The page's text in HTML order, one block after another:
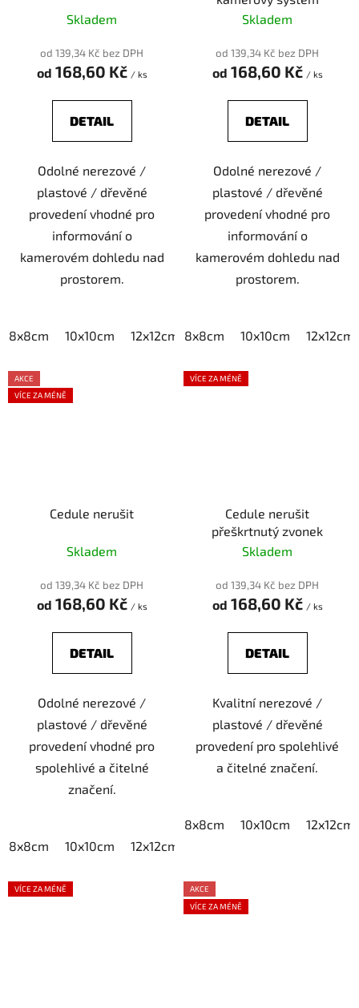
Skladem
od 139,34 Kč bez DPH
od 168,60 Kč / ks
DETAIL
Odolné nerezové /
plastové / dřevěné
provedení vhodné pro
informování o
kamerovém dohledu nad
prostorem.
8x8cm 10x10cm 12x12cm 15x15cm 20x20cm
Skladem
od 139,34 Kč bez DPH
od 168,60 Kč / ks
DETAIL
Odolné nerezové /
plastové / dřevěné
provedení vhodné pro
informování o
kamerovém dohledu nad
prostorem.
8x8cm 10x10cm 12x12cm
AKCE
VÍCE ZA MÉNĚ
Cedule nerušit
Skladem
od 139,34 Kč bez DPH
od 168,60 Kč / ks
DETAIL
Odolné nerezové /
plastové / dřevěné
provedení vhodné pro
spolehlivé a čitelné
značení.
8x8cm 10x10cm 12x12cm
VÍCE ZA MÉNĚ
Cedule nerušit
přeškrtnutý zvonek
Skladem
od 139,34 Kč bez DPH
od 168,60 Kč / ks
DETAIL
Kvalitní nerezové /
plastové / dřevěné
provedení pro spolehlivé
a čitelné značení.
8x8cm 10x10cm 12x12cm
VÍCE ZA MÉNĚ
AKCE
VÍCE ZA MÉNĚ